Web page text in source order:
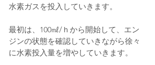
水素ガスを投入していきます。
最初は、100㎖/ｈから開始して、エン
ジンの状態を確認していきながら徐々
に水素投入量を増やしていきます。